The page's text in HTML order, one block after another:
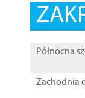
Północna
Zachodnia